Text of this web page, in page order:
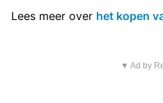
Lees meer over het kopen
▼ Ad by